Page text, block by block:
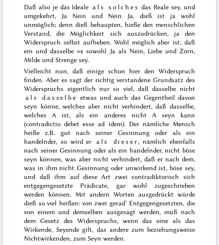
Daß also je das Ideale als solches das Reale sey, und
umgekehrt, Ja Nein und Nein Ja, dieß ist ja wohl
unmöglich; denn dieß behaupten, hieße den menschlichen
Verstand, die Möglichkeit sich auszudrücken, ja den
Widerspruch selbst aufheben. Wohl möglich aber ist, daß
ein und dasselbe =x sowohl Ja als Nein, Liebe und Zorn,
Milde und Strenge sey.
Vielleicht nun, daß einige schon hier den Widerspruch
finden. Aber es sagt der richtig verstandene Grundsatz des
Widerspruchs eigentlich nur so viel, daß dasselbe nicht
als dasselbe etwas und auch das Gegentheil davon
seyn könne, welches aber nicht verhindert, daß dasselbe,
welches A ist, als ein anderes nicht A seyn kann
(contradictio debet esse ad idem). Der nämliche Mensch
heiße z.B. gut nach seiner Gesinnung oder als ein
handelnder, so wird er
als dieser, nämlich ebenfalls
nach seiner Gesinnung oder als ein handelnder, nicht böse
seyn können, was aber nicht verhindert, daß er nach dem,
was in ihm nicht Gesinnung oder unwirkend ist, böse sey,
und daß ihm auf dieseArt zwei contradiktorisch sich
entgegengesetzte Prädicate, gar wohl zugeschrieben
werden können. Mit andern Worten ausgedrückt würde
dieß so viel heißen: von zwei gerad’ Entgegengesetzten, die
von einem und demselben ausgesagt werden, muß nach
dem Gesetz des Widerspruchs, wenn das eine als das
Wirkende, Seyende gilt, das andere zum beziehungsweise
Nichtwirkenden, zum Seyn werden.